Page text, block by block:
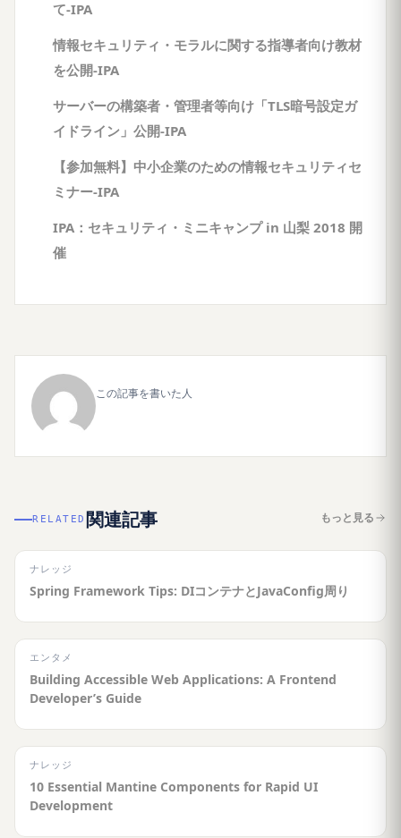
て-IPA
情報セキュリティ・モラルに関する指導者向け教材
を公開-IPA
サーバーの構築者・管理者等向け「TLS暗号設定ガ
イドライン」公開-IPA
【参加無料】中小企業のための情報セキュリティセ
ミナー-IPA
IPA：セキュリティ・ミニキャンプ in 山梨 2018 開
催
この記事を書いた人
RELATED 関連記事 もっと見る
ナレッジ
Spring Framework Tips: DIコンテナとJavaConfig周り
エンタメ
Building Accessible Web Applications: A Frontend
Developer’s Guide
ナレッジ
10 Essential Mantine Components for Rapid UI
Development